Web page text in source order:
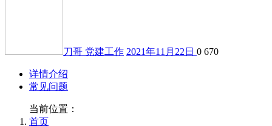
刀哥 党建工作 2021年11月22日 0 670
详情介绍
常见问题
当前位置：
首页